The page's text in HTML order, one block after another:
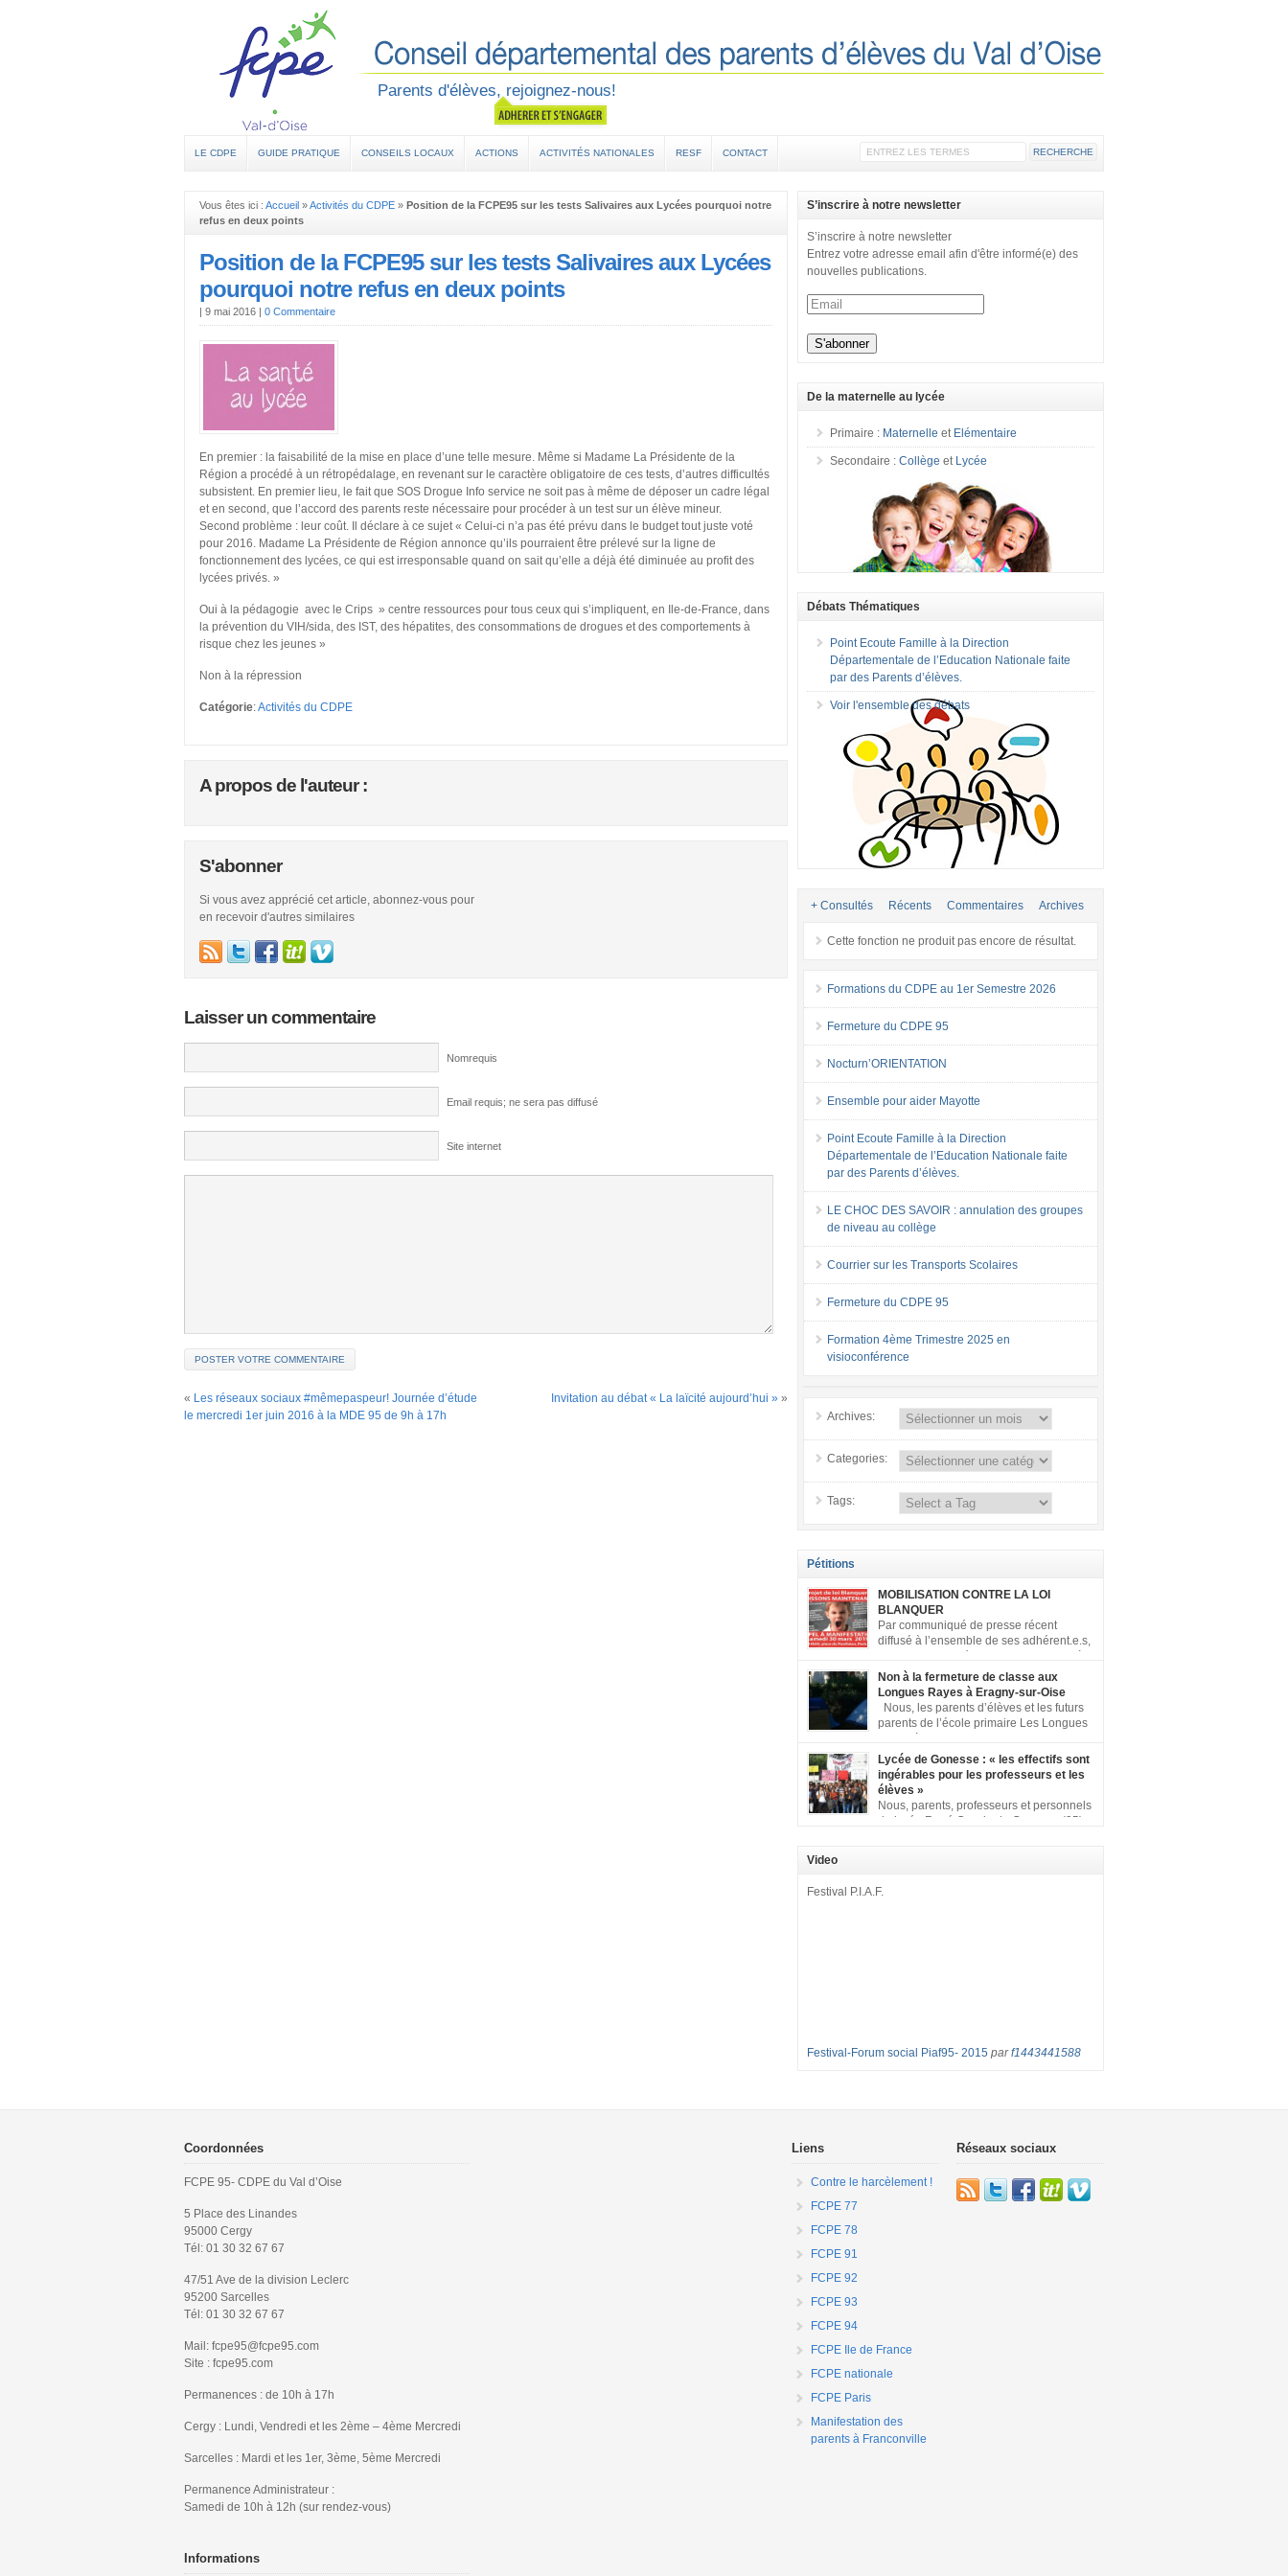
Parents d'élèves, rejoignez-nous!
LE CDPE GUIDE PRATIQUE CONSEILS LOCAUX ACTIONS ACTIVITÉS NATIONALES RESF CONTACT
Vous êtes ici : Accueil »Activités du CDPE » Position de la FCPE95 sur les tests Salivaires aux Lycées pourquoi notre
refus en deux points
Position de la FCPE95 sur les tests Salivaires aux Lycées
pourquoi notre refus en deux points
| 9 mai 2016 | 0 Commentaire
En premier : la faisabilité de la mise en place d’une telle mesure. Même si Madame La Présidente de la
Région a procédé à un rétropédalage, en revenant sur le caractère obligatoire de ces tests, d’autres difficultés
subsistent. En premier lieu, le fait que SOS Drogue Info service ne soit pas à même de déposer un cadre légal
et en second, que l’accord des parents reste nécessaire pour procéder à un test sur un élève mineur.
Second problème : leur coût. Il déclare à ce sujet « Celui-ci n’a pas été prévu dans le budget tout juste voté
pour 2016. Madame La Présidente de Région annonce qu’ils pourraient être prélevé sur la ligne de
fonctionnement des lycées, ce qui est irresponsable quand on sait qu’elle a déjà été diminuée au profit des
lycées privés. »
Oui à la pédagogie avec le Crips » centre ressources pour tous ceux qui s’impliquent, en Ile-de-France, dans
la prévention du VIH/sida, des IST, des hépatites, des consommations de drogues et des comportements à
risque chez les jeunes »
Non à la répression
Catégorie:Activités du CDPE
A propos de l'auteur :
S'abonner
Si vous avez apprécié cet article, abonnez-vous pour
en recevoir d'autres similaires
Laisser un commentaire
Nomrequis
Email requis; ne sera pas diffusé
Site internet
« Les réseaux sociaux #mêmepaspeur! Journée d’étude
le mercredi 1er juin 2016 à la MDE 95 de 9h à 17h
Invitation au débat « La laïcité aujourd’hui » »
S’inscrire à notre newsletter
S’inscrire à notre newsletter
Entrez votre adresse email afin d'être informé(e) des
nouvelles publications.
De la maternelle au lycée
Primaire : Maternelle et Elémentaire
Secondaire :Collège et Lycée
Débats Thématiques
Point Ecoute Famille à la Direction
Départementale de l’Education Nationale faite
par des Parents d’élèves.
Voir l'ensemble des débats
+ Consultés Récents Commentaires Archives
Cette fonction ne produit pas encore de résultat.
Formations du CDPE au 1er Semestre 2026
Fermeture du CDPE 95
Nocturn’ORIENTATION
Ensemble pour aider Mayotte
Point Ecoute Famille à la Direction
Départementale de l’Education Nationale faite
par des Parents d’élèves.
LE CHOC DES SAVOIR : annulation des groupes
de niveau au collège
Courrier sur les Transports Scolaires
Fermeture du CDPE 95
Formation 4ème Trimestre 2025 en
visioconférence
Archives:
Categories:
Tags:
Pétitions
MOBILISATION CONTRE LA LOI
BLANQUER
Par communiqué de presse récent
diffusé à l’ensemble de ses adhérent.e.s,
se mobiliser contre la loi Blanquer dite « Ecole de la
confiance ». Pour vous aider à organiser les actions
localement, la FCPE met à votre disposition ce kit de
mobilisation comprenant : 1 affiche appelant […]
Non à la fermeture de classe aux
Longues Rayes à Eragny-sur-Oise
Nous, les parents d’élèves et les futurs
parents de l’école primaire Les Longues
cette pétition pour dire « NON à la fermeture de classe
aux Longues Rayes ». Non à la dégradation continue
des conditions d’accueil et d’apprentissage de nos
enfants à l’école primaire. Chaque enfant a droit à […]
Lycée de Gonesse : « les effectifs sont
ingérables pour les professeurs et les
élèves »
Nous, parents, professeurs et personnels
du lycée René Cassin de Gonesse (95),
dénoncer les classes surchargées, en cette rentrée
et 35 élèves ! – de nombreuses classes de première et
Video
Festival P.I.A.F.
Festival-Forum social Piaf95- 2015 parf1443441588
Coordonnées
FCPE 95- CDPE du Val d’Oise
5 Place des Linandes
95000 Cergy
Tél: 01 30 32 67 67
47/51 Ave de la division Leclerc
95200 Sarcelles
Tél: 01 30 32 67 67
Mail: fcpe95@fcpe95.com
Site : fcpe95.com
Permanences : de 10h à 17h
Cergy : Lundi, Vendredi et les 2ème – 4ème Mercredi
Sarcelles : Mardi et les 1er, 3ème, 5ème Mercredi
Permanence Administrateur :
Samedi de 10h à 12h (sur rendez-vous)
Informations
Liens
Contre le harcèlement !
FCPE 77
FCPE 78
FCPE 91
FCPE 92
FCPE 93
FCPE 94
FCPE Ile de France
FCPE nationale
FCPE Paris
Manifestation des
parents à Franconville
Réseaux sociaux